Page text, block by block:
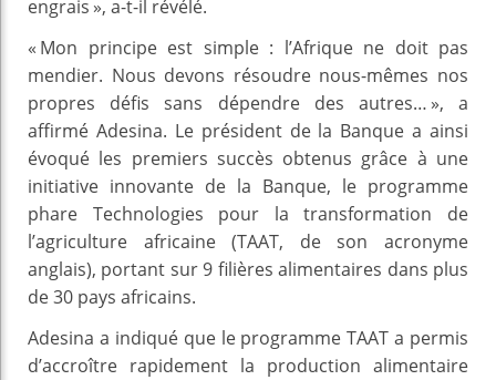
engrais », a-t-il révélé.
« Mon principe est simple : l’Afrique ne doit pas
mendier. Nous devons résoudre nous-mêmes nos
propres défis sans dépendre des autres… », a
affirmé Adesina. Le président de la Banque a ainsi
évoqué les premiers succès obtenus grâce à une
initiative innovante de la Banque, le programme
phare Technologies pour la transformation de
l’agriculture africaine (TAAT, de son acronyme
anglais), portant sur 9 filières alimentaires dans plus
de 30 pays africains.
Adesina a indiqué que le programme TAAT a permis
d’accroître rapidement la production alimentaire